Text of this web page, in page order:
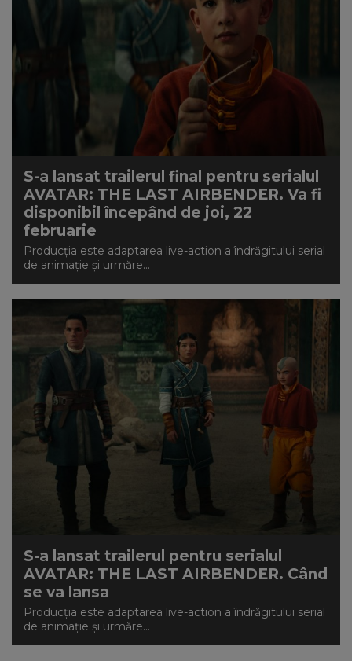
S-a lansat trailerul final pentru serialul
AVATAR: THE LAST AIRBENDER. Va fi
disponibil începând de joi, 22
februarie
Producția este adaptarea live-action a îndrăgitului serial
de animație și urmăre...
S-a lansat trailerul pentru serialul
AVATAR: THE LAST AIRBENDER. Când
se va lansa
Producția este adaptarea live-action a îndrăgitului serial
de animație și urmăre...